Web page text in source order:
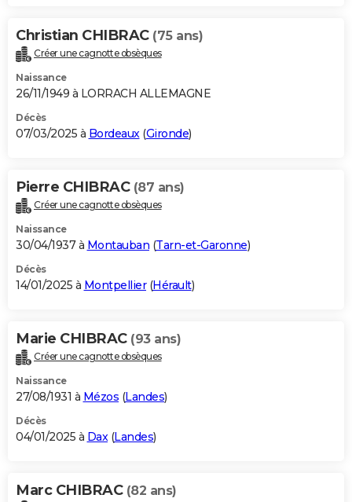
Carte de Noël
Carte Bonne année
Carte Saint-Valentin
Carte Pâques
Carte d'anniversaire
DICTIONNAIRE
Dictionnaire
Biographies
Citations
Expressions
Proverbes
PROGRAMME TV
S'inscrire
Se connecter
Lycées
Collèges
Primaires
Universités
Entreprises
Service militaire
Avis de recherche
AVIS DE DÉCÈS
Bricolage
Lifestyle
Culture
Sport
Auto
Television
Voyage
Cinema
Christian CHIBRAC (75 ans)
Créer une cagnotte obsèques
Naissance
26/11/1949 à LORRACH ALLEMAGNE
Décès
07/03/2025 à Bordeaux(Gironde)
Pierre CHIBRAC (87 ans)
Créer une cagnotte obsèques
Naissance
30/04/1937 à Montauban (Tarn-et-Garonne)
Décès
14/01/2025 à Montpellier(Hérault)
Marie CHIBRAC (93 ans)
Créer une cagnotte obsèques
Naissance
27/08/1931 à Mézos (Landes)
Décès
04/01/2025 à Dax (Landes)
Marc CHIBRAC (82 ans)